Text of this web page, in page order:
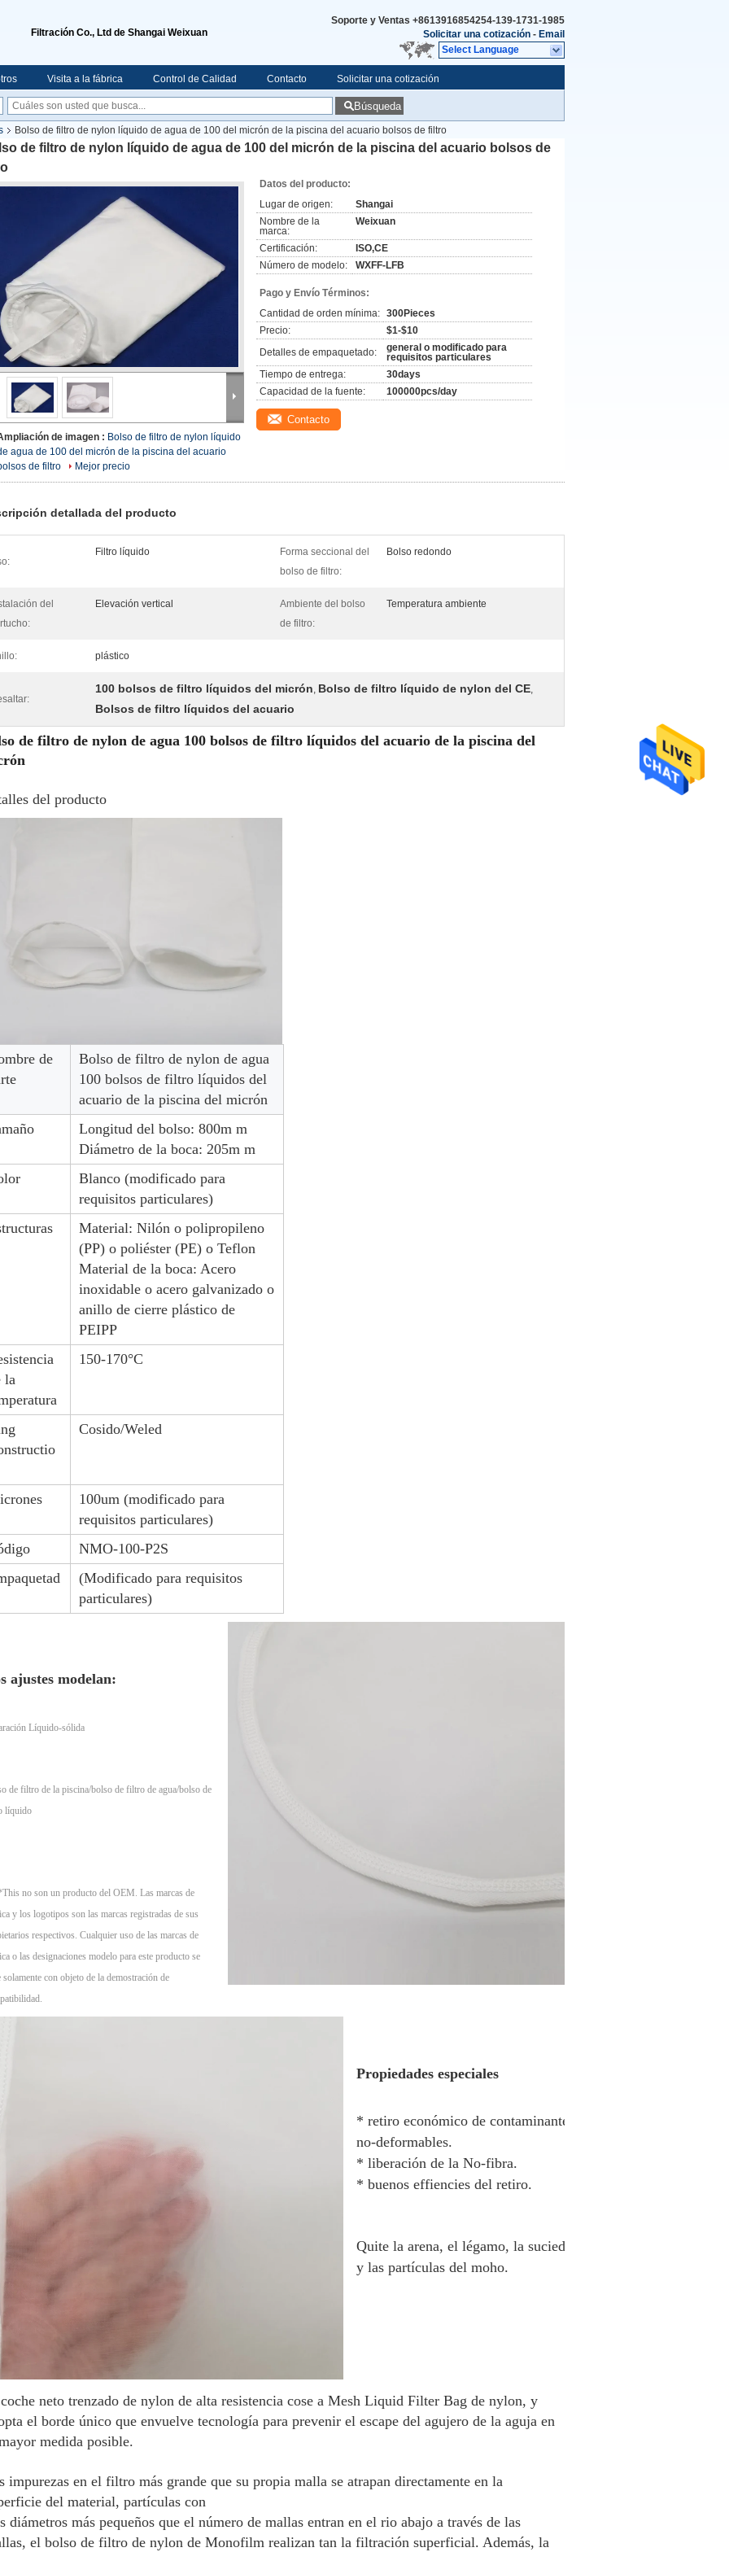
Filtración Co., Ltd de Shangai Weixuan
Soporte y Ventas +8613916854254-139-1731-1985
Solicitar una cotización - Email
Select Language
Visita a la fábrica Control de Calidad Contacto Solicitar una cotización
Búsqueda
Bolso de filtro de nylon líquido de agua de 100 del micrón de la piscina del acuario bolsos de filtro
de filtro de nylon líquido de agua de 100 del micrón de la piscina del acuario bolsos de
de imagen : Bolso de filtro de nylon líquido
agua de 100 del micrón de la piscina del acuario
de filtro
Mejor precio
Datos del producto:
Lugar de origen:
Shangai
Nombre de la
marca:
Weixuan
Certificación:
ISO,CE
Número de modelo:
WXFF-LFB
Pago y Envío Términos:
Cantidad de orden mínima: 300Pieces
Precio:
$1-$10
Detalles de empaquetado:
general o modificado para
requisitos particulares
Tiempo de entrega:
30days
Capacidad de la fuente:
100000pcs/day
Contacto
detallada del producto
Filtro líquido
Forma seccional del
bolso de filtro:
Bolso redondo
del
Elevación vertical
Ambiente del bolso
de filtro:
Temperatura ambiente
plástico
100 bolsos de filtro líquidos del micrón, Bolso de filtro líquido de nylon del CE,
Bolsos de filtro líquidos del acuario
de filtro de nylon de agua 100 bolsos de filtro líquidos del acuario de la piscina del
del producto
de
Bolso de filtro de nylon de agua
100 bolsos de filtro líquidos del
acuario de la piscina del micrón
Longitud del bolso: 800m m
Diámetro de la boca: 205m m
Blanco (modificado para
requisitos particulares)
Material: Nilón o polipropileno
(PP) o poliéster (PE) o Teflon
Material de la boca: Acero
inoxidable o acero galvanizado o
anillo de cierre plástico de
PEIPP
la
150-170°C
Cosido/Weled
100um (modificado para
requisitos particulares)
NMO-100-P2S
(Modificado para requisitos
particulares)
ajustes modelan:
Líquido-sólida
de filtro de la piscina/bolso de filtro de agua/bolso de
líquido
no son un producto del OEM. Las marcas de
y los logotipos son las marcas registradas de sus
respectivos. Cualquier uso de las marcas de
o las designaciones modelo para este producto se
solamente con objeto de la demostración de
Propiedades especiales
* retiro económico de contaminantes
no-deformables.
* liberación de la No-fibra.
* buenos effiencies del retiro.
Quite la arena, el légamo, la suciedad,
y las partículas del moho.
neto trenzado de nylon de alta resistencia cose a Mesh Liquid Filter Bag de nylon, y
el borde único que envuelve tecnología para prevenir el escape del agujero de la aguja en
medida posible.
impurezas en el filtro más grande que su propia malla se atrapan directamente en la
del material, partículas con
diámetros más pequeños que el número de mallas entran en el rio abajo a través de las
el bolso de filtro de nylon de Monofilm realizan tan la filtración superficial. Además, la